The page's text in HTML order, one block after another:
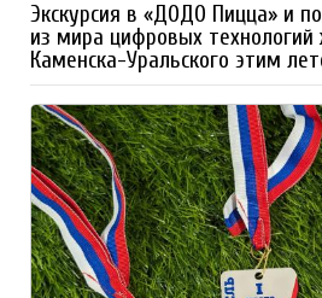
Экскурсия в «ДОДО Пицца» и
из мира цифровых
Каменска-Уральского этим